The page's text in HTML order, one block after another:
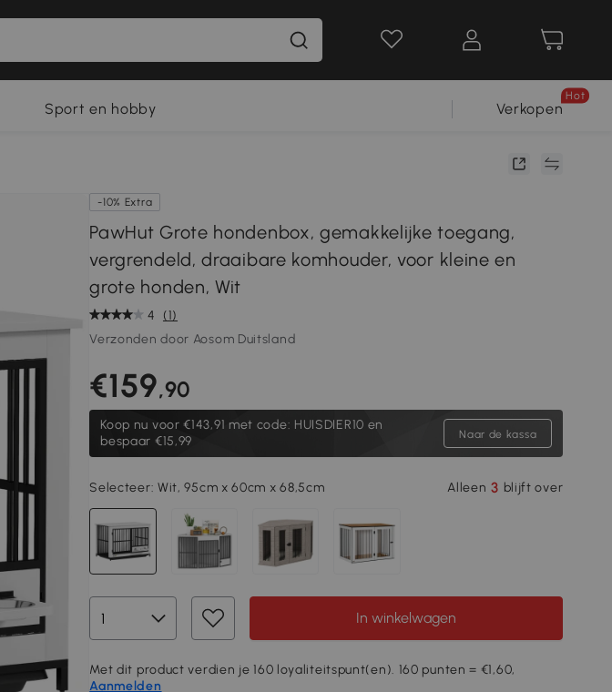
Sport en hobby Verkopen
Hot
-10% Extra
PawHut Grote hondenbox, gemakkelijke toegang,
vergrendeld, draaibare komhouder, voor kleine en
grote honden, Wit
4
(1)
Verzonden door Aosom Duitsland
€159,90
Koop nu voor€143,91 met code: HUISDIER10 en
bespaar €15,99
Naar de kassa
Selecteer: Wit, 95cm x 60cm x 68,5cm Alleen 3 blijft over
In winkelwagen
Met dit product verdien je 160 loyaliteitspunt(en). 160 punten = €1,60,
Aanmelden